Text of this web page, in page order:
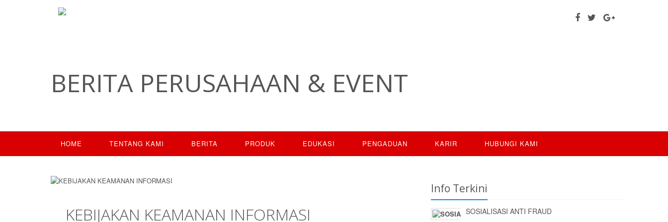
BERITA PERUSAHAAN & EVENT
HOME TENTANG KAMI BERITA PRODUK EDUKASI PENGADUAN KARIR HUBUNGI KAMI
KEBIJAKAN KEAMANAN INFORMASI
Info Terkini
SOSIALISASI ANTI FRAUD